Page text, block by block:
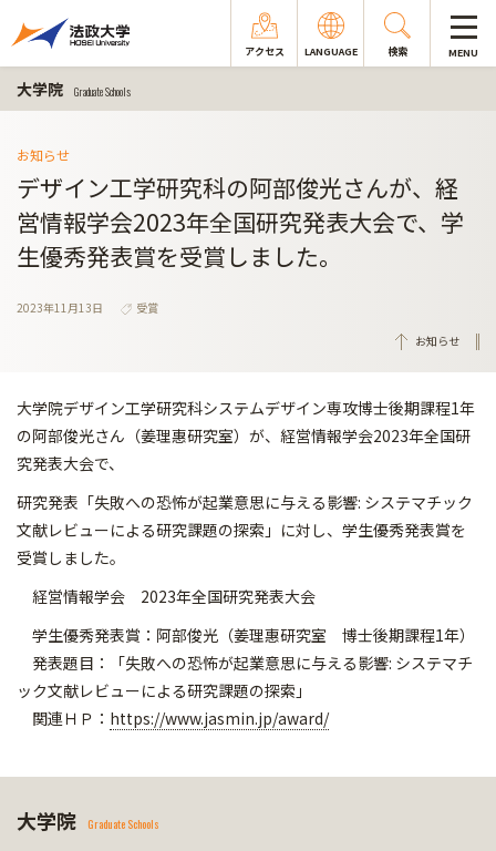
アクセス LANGUAGE 検索 MENU
大学院 Graduate Schools
お知らせ
デザイン工学研究科の阿部俊光さんが、経
営情報学会2023年全国研究発表大会で、学
生優秀発表賞を受賞しました。
2023年11月13日
受賞
お知らせ
大学院デザイン工学研究科システムデザイン専攻博士後期課程1年
の阿部俊光さん（姜理惠研究室）が、経営情報学会2023年全国研
究発表大会で、
研究発表「失敗への恐怖が起業意思に与える影響: システマチック
文献レビューによる研究課題の探索」に対し、学生優秀発表賞を
受賞しました。
経営情報学会 2023年全国研究発表大会
学生優秀発表賞：阿部俊光（姜理惠研究室 博士後期課程1年）
発表題目：「失敗への恐怖が起業意思に与える影響: システマチ
ック文献レビューによる研究課題の探索」
関連ＨＰ： https://www.jasmin.jp/award/
大学院 Graduate Schools